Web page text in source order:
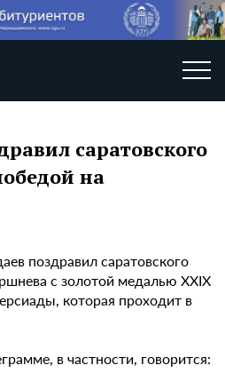
саратовского
на
поздравил саратовского
с золотой медалью XXIX
которая проходит в
в частности, говорится: